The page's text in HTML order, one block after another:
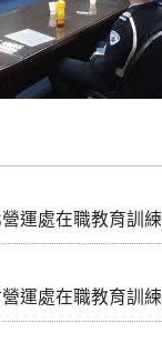
運處在職教育訓練
運處在職教育訓練